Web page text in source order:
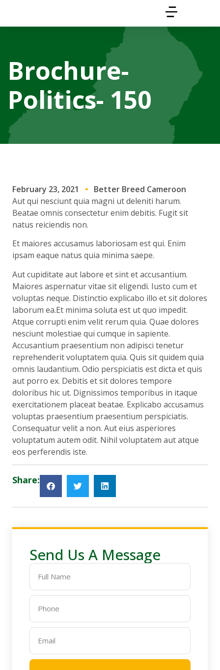
Brochure-
Politics- 150
February 23, 2021
Better Breed Cameroon
Aut qui nesciunt quia magni ut deleniti harum.
Beatae omnis consectetur enim debitis. Fugit sit
natus reiciendis non.
Et maiores accusamus laboriosam est qui. Enim
ipsam eaque natus quia minima saepe.
Aut cupiditate aut labore et sint et accusantium.
Maiores aspernatur vitae sit eligendi. Iusto cum et
voluptas neque. Distinctio explicabo illo et sit dolores
laborum ea.Et minima soluta est ut quo impedit.
Atque corrupti enim velit rerum quia. Quae dolores
nesciunt molestiae qui cumque in sapiente.
Accusantium praesentium non adipisci tenetur
reprehenderit voluptatem quia. Quis sit quidem quia
omnis laudantium. Odio perspiciatis est dicta et quis
aut porro ex. Debitis et sit dolores tempore
doloribus hic ut. Dignissimos temporibus in itaque
exercitationem placeat beatae. Explicabo accusamus
voluptas praesentium praesentium perspiciatis.
Consequatur velit a non. Aut eius asperiores
voluptatum autem odit. Nihil voluptatem aut atque
eos perferendis iste.
Share:
Send Us A Message